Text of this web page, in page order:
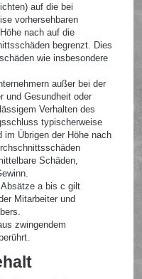
auf die bei
vorhersehbaren
nach auf die
begrenzt. Dies
wie insbesondere
außer bei der
und Gesundheit oder
Verhalten des
typischerweise
im Übrigen der Höhe nach
Schäden,
a bis c gilt
Mitarbeiter und
zwingendem